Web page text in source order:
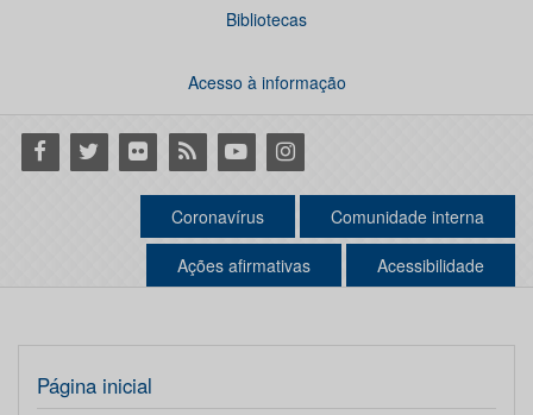
Bibliotecas
Acesso à informação
Facebook
Twitter Flickr RSS YoutubeInstagram
Coronavírus Comunidade interna
Ações afirmativas Acessibilidade
Página inicial